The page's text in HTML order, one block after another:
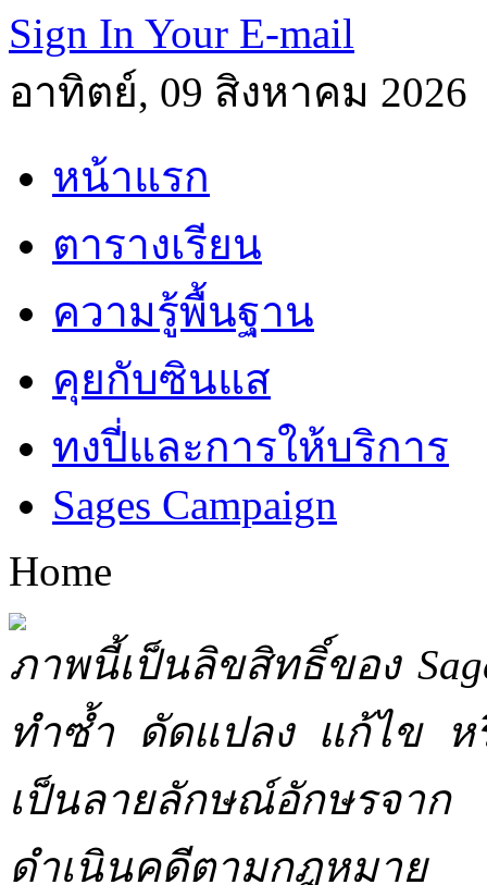
Sign In Your E-mail
อาทิตย์, 09 สิงหาคม 2026
หน้าแรก
ตารางเรียน
ความรู้พื้นฐาน
คุยกับซินแส
ทงปี่และการให้บริการ
Sages Campaign
Home
ภาพนี้เป็นลิขสิทธิ์ของ
ทำซ้ำ ดัดแปลง แก้ไข ห
เป็นลายลักษณ์อักษรจาก
ดำเนินคดีตามกฎหมาย